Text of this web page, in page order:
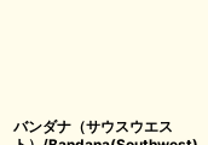
バンダナ（サウスウエス